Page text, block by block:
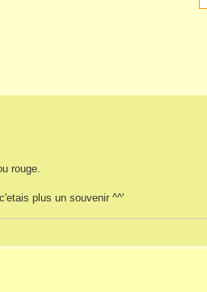
rouge.
plus un souvenir ^^'